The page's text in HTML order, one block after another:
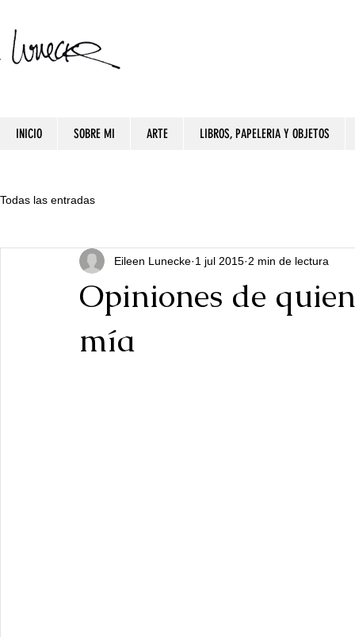
INICIO SOBRE MI ARTE LIBROS, PAPELERIA Y OBJETOS
Todas las entradas
Opiniones de
mía
Eileen Lunecke 1 jul 2015 2 min de lectura